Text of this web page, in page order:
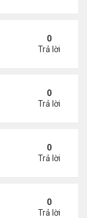
khỏe?
0
Trả lời
cơ bệnh tật
0
Trả lời
kỳ lạm phát
0
Trả lời
ô liu
0
Trả lời